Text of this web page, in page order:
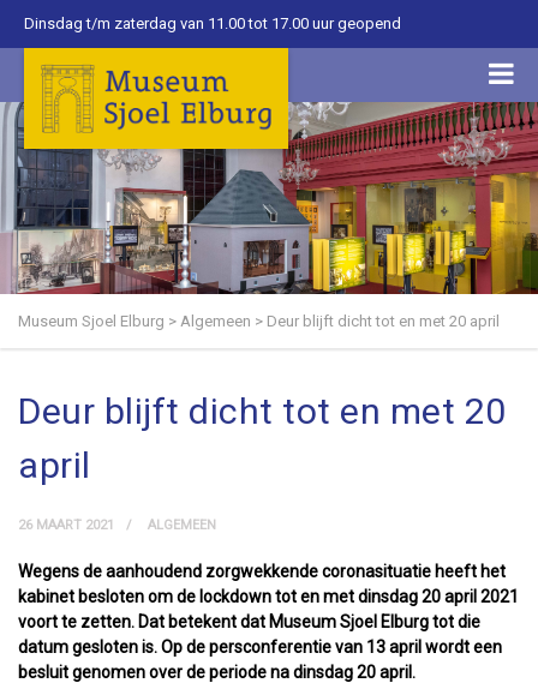
Dinsdag t/m zaterdag van 11.00 tot 17.00 uur geopend
Museum Sjoel Elburg > Algemeen > Deur blijft dicht tot en met 20 april
Deur blijft dicht tot en met 20
april
26 MAART 2021 ALGEMEEN
Wegens de aanhoudend zorgwekkende coronasituatie heeft het
kabinet besloten om de lockdown tot en met dinsdag 20 april 2021
voort te zetten. Dat betekent dat Museum Sjoel Elburg tot die
datum gesloten is. Op de persconferentie van 13 april wordt een
besluit genomen over de periode na dinsdag 20 april.